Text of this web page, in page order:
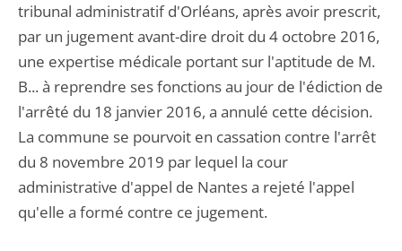
tribunal administratif d'Orléans, après avoir prescrit,
par un jugement avant-dire droit du 4 octobre 2016,
une expertise médicale portant sur l'aptitude de M.
B... à reprendre ses fonctions au jour de l'édiction de
l'arrêté du 18 janvier 2016, a annulé cette décision.
La commune se pourvoit en cassation contre l'arrêt
du 8 novembre 2019 par lequel la cour
administrative d'appel de Nantes a rejeté l'appel
qu'elle a formé contre ce jugement.